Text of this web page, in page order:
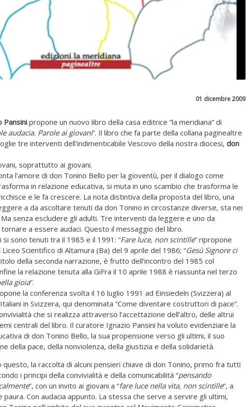
01 dicembre 2009
Pansinipropone un nuovo libro della casa editrice “la meridiana” di
audacia. Parole ai giovani”. Il libro che fa parte della collana paginealtre
tre interventi dell'indimenticabile Vescovo della nostra diocesi, don
soprattutto ai giovani.
l’amore di don Tonino Bello per la gioventù, per il dialogo come
in relazione educativa, si muta in uno scambio che trasforma le
e le fa crescere. La nota distintiva della proposta del libro, una
a da ascoltare tenuti da don Tonino in circostanze diverse, sta nei
senza escludere gli adulti. Tre interventi da leggere e uno da
a essere audaci. Questo il messaggio del libro.
sono tenuti tra il 1985 e il 1991: “Fare luce, non scintille” ripropone
Liceo Scientifico di Altamura (Ba) del 9 aprile del 1986; “Gesù Signore ci
della seconda narrazione, è frutto dell’incontro del 1985 col
la relazione tenuta alla GiFra il 10 aprile 1988 è riassunta nel terzo
gioia”.
la conferenza svolta il 16 luglio 1991 ad Einsiedeln (Svizzera) al
in Svizzera, qui denominata “Come diventare costruttori di pace”.
che si realizza attraverso l’accettazione dell’altro, delle altrui
centrali del libro. Il curatore Ignazio Pansini ha voluto evidenziare la
di don Tonino Bello, la sua propensione verso gli ultimi, il suo
della pace, della nonviolenza, della giustizia e della solidarietà.
questo, la raccolta di alcuni pensieri chiave di don Tonino, primo fra tutti
i principi della convivialità e della comunicabilità “pensando
”, con un invito ai giovani a “fare luce nella vita, non scintille”, a
Con audacia appunto. La stessa che serve a servire gli ultimi,